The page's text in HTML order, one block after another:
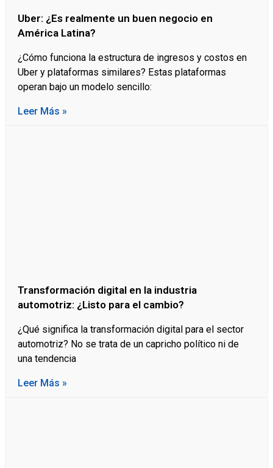
Uber: ¿Es realmente un buen negocio en
América Latina?
¿Cómo funciona la estructura de ingresos y costos en
Uber y plataformas similares? Estas plataformas
operan bajo un modelo sencillo:
Leer Más »
Transformación digital en la industria
automotriz: ¿Listo para el cambio?
¿Qué significa la transformación digital para el sector
automotriz? No se trata de un capricho político ni de
una tendencia
Leer Más »